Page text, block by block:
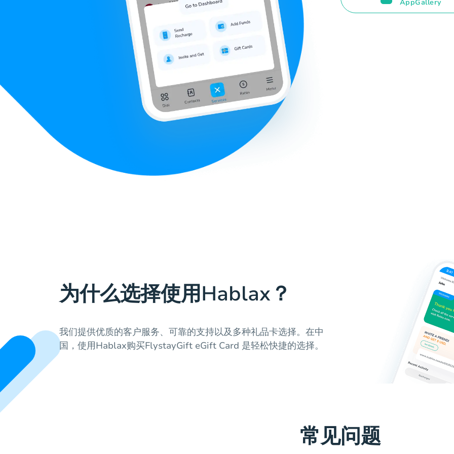
AppGallery
为什么选择使用Hablax？
我们提供优质的客户服务、可靠的支持以及多种礼品卡选择。在中
国，使用Hablax购买FlystayGift eGift Card 是轻松快捷的选择。
常见问题